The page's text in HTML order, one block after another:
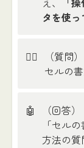
タを使っ
🙎‍♂️
（質問）
セルの
🤖
（回答）
「セル
方法の